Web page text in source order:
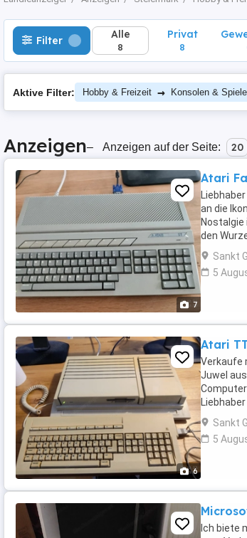
Filter Alle
8
Privat
8
Aktive Filter: Hobby & Freizeit → Konsolen & Spiele
Anzeigen– Anzeigen auf der Seite: 20
7
Atari
an die
den
Sankt
5
6
Atari
Verkaufe
Juwel
Sankt
5
Ich biete